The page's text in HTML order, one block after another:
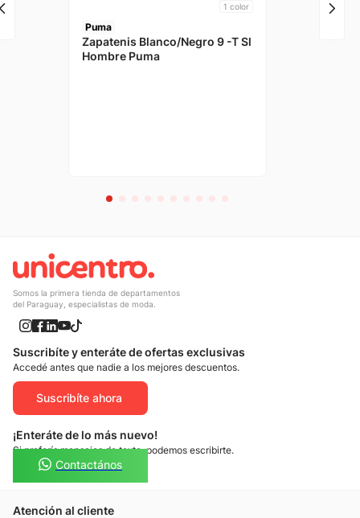
1 color
Puma
Zapatenis Blanco/Negro 9 -T Sl
Hombre Puma
Somos la primera tienda de departamentos
del Paraguay, especialistas de moda.
Suscribíte y enteráte de ofertas exclusivas
Accedé antes que nadie a los mejores descuentos.
Suscribíte ahora
¡Enteráte de lo más nuevo!
Si preferís mensajes de texto, podemos escribirte.
Contactános
Atención al cliente